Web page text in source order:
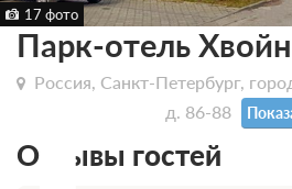
17 фото
Парк-отель
Россия, Санкт-Петербург,
проспект Ленина, д. 86-88
Отзывы гостей